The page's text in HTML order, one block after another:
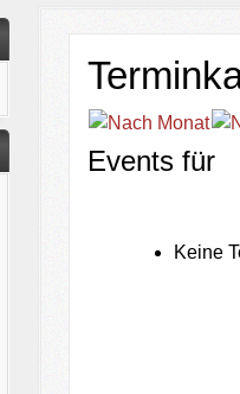
Events für
Keine